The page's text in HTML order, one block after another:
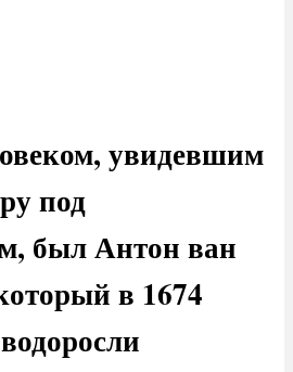
увидевшим
под
был Антон ван
в 1674